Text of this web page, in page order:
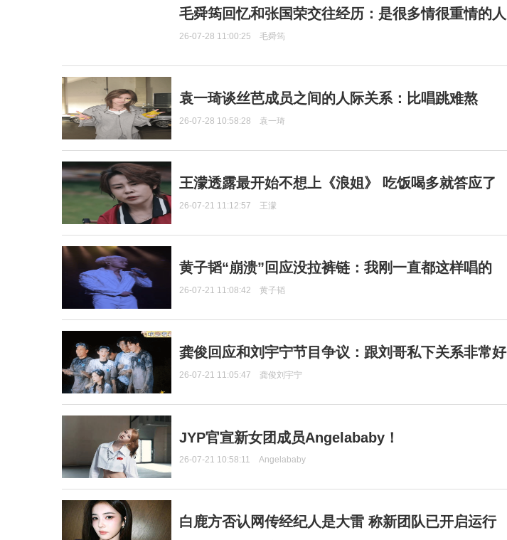
毛舜筠回忆和张国荣交往经历：是很多情很重情的人
26-07-28 11:00:25 毛舜筠
袁一琦谈丝芭成员之间的人际关系：比唱跳难熬
26-07-28 10:58:28 袁一琦
王濛透露最开始不想上《浪姐》 吃饭喝多就答应了
26-07-21 11:12:57 王濛
黄子韬“崩溃”回应没拉裤链：我刚一直都这样唱的
26-07-21 11:08:42 黄子韬
龚俊回应和刘宇宁节目争议：跟刘哥私下关系非常好
26-07-21 11:05:47 龚俊刘宇宁
JYP官宣新女团成员Angelababy！
26-07-21 10:58:11 Angelababy
白鹿方否认网传经纪人是大雷 称新团队已开启运行